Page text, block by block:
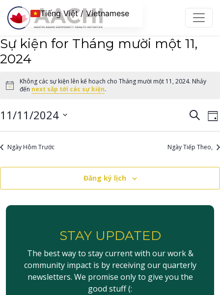
Chuyển đến nội dung
Sự kiện for Tháng mười một 11,
2024
Notice
Không các sự kiện lên kế hoạch cho Tháng mười một 11, 2024. Nhảy
đến next sắp tới các sự kiện.
Điều
chế
và
tìm
kiện
Tìm
11/11/2024
Chọn
ngày.Ngày Hôm Trước Ngày Tiếp Theo,
Đăng ký lịch
STAY UPDATED
The best way to stay current with our work &
community impact is by receiving our quarterly
newsletters. We promise only to give you the
good stuff (:
Tiếng Việt / Vietnamese